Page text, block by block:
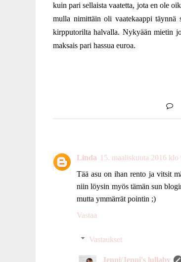
kuin pari sellaista vaatetta, jota en ole
mulla nimittäin oli vaatekaappi täynnä
kirpputorilta halvalla. Nykyään mietin
maksais pari hassua euroa.
Linda 15. maaliskuuta 2016 klo
Tää asu on ihan rento ja vitsit
niin löysin myös tämän sun
mutta ymmärrät pointin ;)
Vastaa
Vastaukset
Jenni/Jenni's lullaby